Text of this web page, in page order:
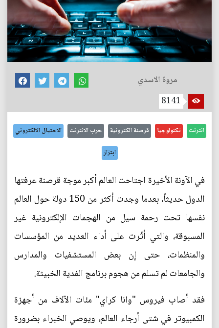
مروة الاسدي
8141
انترنت تكنولوجيا قرصنة الكترونية حرب الانترنت الاحتيال الالكتروني
ابتزاز
في الآونة الأخيرة اجتاحت العالم أكبر موجة قرصنة عرفتها
الدول حديثاً، بعدما وجدت أكثر من 150 دولة حول العالم
نفسها تحت رحمة سيل من الهجمات الإلكترونية غير
المسبوقة، والتي أثّرت على أداء العديد من المؤسسات
والمنظمات، حتى إن بعض المستشفيات والمدارس
والجامعات لم تسلم من هجوم برنامج الفدية الخبيثة.
فقد أصاب فيروس "وانا كراي" مئات الآلاف من أجهزة
الكمبيوتر في شتى أرجاء العالم، ويوصي الخبراء بضرورة